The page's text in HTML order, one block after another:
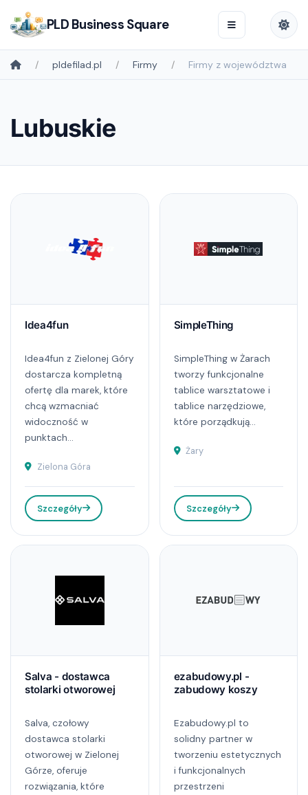
PLD Business Square
pldefilad.pl Firmy Firmy z województwa
Lubuskie
Idea4fun
Idea4fun z Zielonej Góry
dostarcza kompletną
ofertę dla marek, które
chcą wzmacniać
widoczność w
punktach...
Zielona Góra
Szczegóły
SimpleThing
SimpleThing w Żarach
tworzy funkcjonalne
tablice warsztatowe i
tablice narzędziowe,
które porządkują...
Żary
Szczegóły
Salva - dostawca
stolarki otworowej
Salva, czołowy
dostawca stolarki
otworowej w Zielonej
Górze, oferuje
rozwiązania, które
ezabudowy.pl -
zabudowy koszy
Ezabudowy.pl to
solidny partner w
tworzeniu estetycznych
i funkcjonalnych
przestrzeni